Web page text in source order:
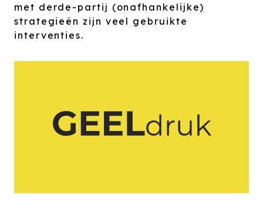
met derde-partij (onafhankelijke)
strategieën zijn veel gebruikte
interventies.